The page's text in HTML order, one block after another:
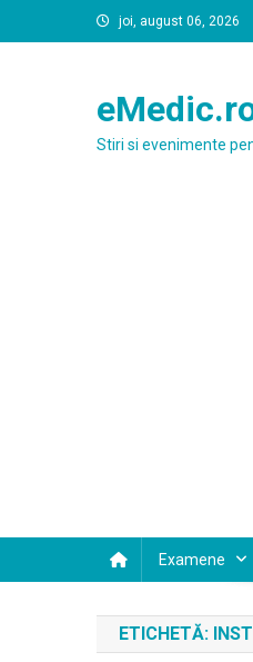
to
joi, august 06, 2026
Stiri si evenimente
Examene
ETICHETĂ: